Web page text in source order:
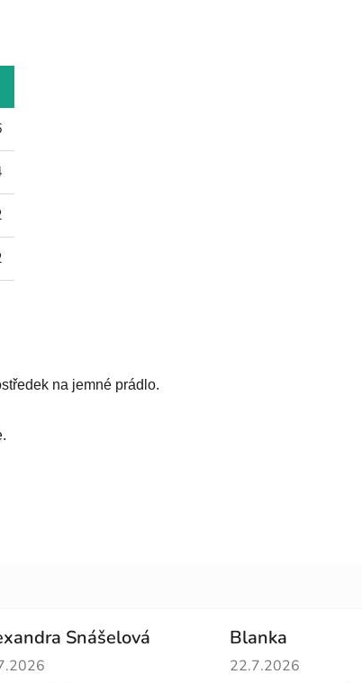
na jemné prádlo.
Snášelová
obchodu je 5 z 5 hvězdiček.
Blanka
Hodnocení obchodu
22.7.2026